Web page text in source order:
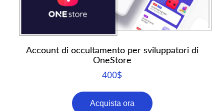
Account di occultamento per sviluppatori di
OneStore
400$
Acquista ora